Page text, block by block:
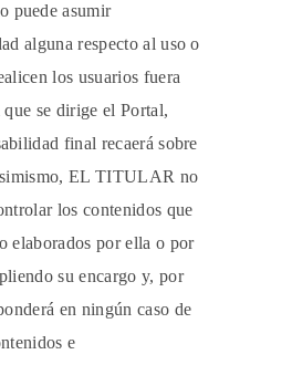
puede asumir
alguna respecto al uso o
los usuarios fuera
se dirige el Portal,
final recaerá sobre
EL TITULAR no
los contenidos que
elaborados por ella o por
su encargo y, por
en ningún caso de
e